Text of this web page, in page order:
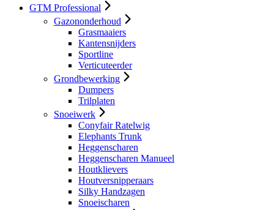
GTM Professional
Gazononderhoud
Grasmaaiers
Kantensnijders
Sportline
Verticuteerder
Grondbewerking
Dumpers
Trilplaten
Snoeiwerk
Conyfair Ratelwig
Elephants Trunk
Heggenscharen
Heggenscharen Manueel
Houtklievers
Houtversnipperaars
Silky Handzagen
Snoeischaren